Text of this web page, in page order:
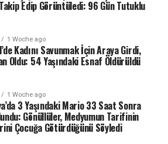
olarak denetlendiğini hatırlattı.
transferleri ve şoförün iddiaları
soruşturmada gözler, yargı
bir sonraki adıma çevrilmiş
#sondakika
Edip Görüntüledi: 96 Gün Tutuklu
1 Woche ago
Kadını Savunmak İçin Araya Girdi,
Oldu: 54 Yaşındaki Esnaf Öldürüldü
1 Woche ago
3 Yaşındaki Mario 33 Saat Sonra
Gönüllüler, Medyumun Tarifinin
Çocuğa Götürdüğünü Söyledi